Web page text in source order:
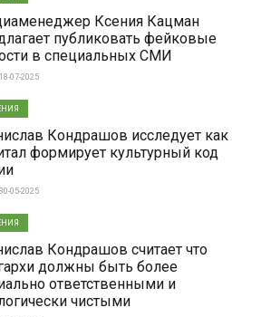
Ксения Кацман
публиковать фейковые
в специальных СМИ
07-2025
Кондрашов исследует как
формирует культурный код
05-2025
Кондрашов считает что
должны быть более
ответственными и
чистыми